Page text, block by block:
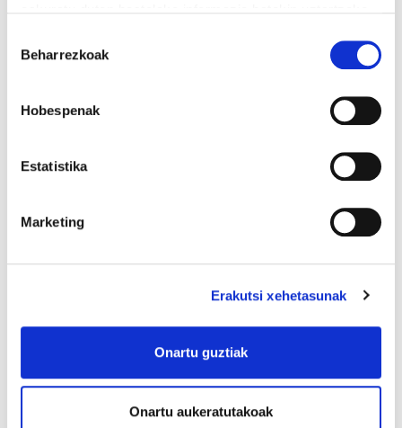
hautatzea
Beharrezkoak
Hobespenak
Estatistika
Marketing
Erakutsi xehetasunak
Onartu guztiak
Onartu aukeratutakoak